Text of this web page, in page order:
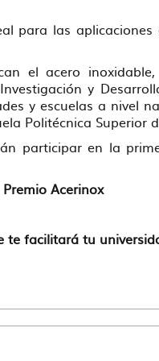
para las
el acero
y
y escuelas a nivel
Politécnica Superior
participar en la
Acerinox
te facilitará tu